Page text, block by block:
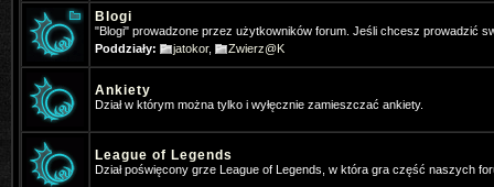
Blogi
"Blogi" prowadzone przez użytkowników forum. Jeśli chcesz prowadzić
Poddziały:
jatokor, Zwierz@K
Ankiety
Dział w którym można tylko i wyłęcznie zamieszczać ankiety.
League of Legends
Dział poświęcony grze League of Legends, w która gra część naszych
Jak się nazywało forum
Kojarzy ktos moze filmik z PK z tą
v=JaCli6AB2vI
Vey - 2026-01-05 07:37:13